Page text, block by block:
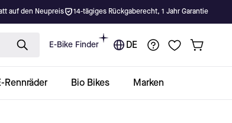
auf den Neupreis 14-tägiges Rückgaberecht, 1 Jahr Garantie
E-Bike Finder DE
Rennräder Bio Bikes Marken